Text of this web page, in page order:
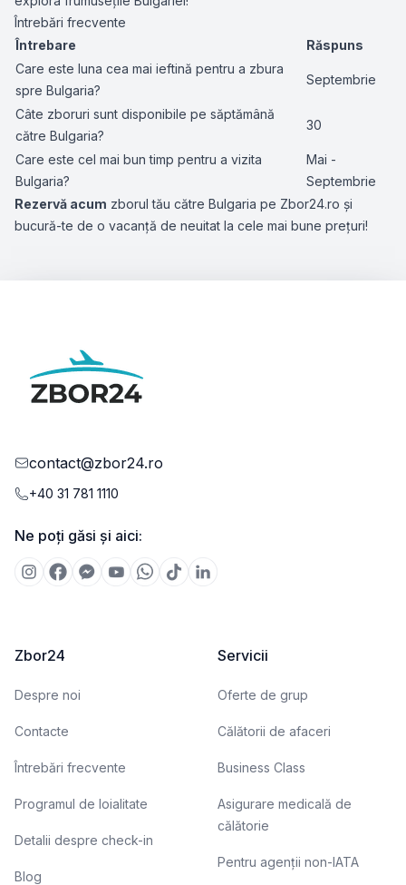
Întrebări frecvente
Întrebare
Răspuns
Care este luna cea mai ieftină pentru a zbura
spre Bulgaria?
Septembrie
Câte zboruri sunt disponibile pe săptămână
către Bulgaria?
30
Care este cel mai bun timp pentru a vizita
Bulgaria?
Mai -
Septembrie
Rezervă acum zborul tău către Bulgaria pe Zbor24.ro și
bucură-te de o vacanță de neuitat la cele mai bune prețuri!
contact@zbor24.ro
+40 31 781 1110
Ne poți găsi și aici:
Zbor24
Despre noi
Contacte
Întrebări frecvente
Programul de loialitate
Detalii despre check-in
Blog
Servicii
Oferte de grup
Călătorii de afaceri
Business Class
Asigurare medicală de
călătorie
Pentru agenții non-IATA